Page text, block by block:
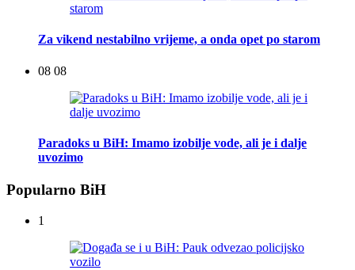
Za vikend nestabilno vrijeme, a onda opet po starom
08 08
Paradoks u BiH: Imamo izobilje vode, ali je i dalje
uvozimo
Popularno BiH
1